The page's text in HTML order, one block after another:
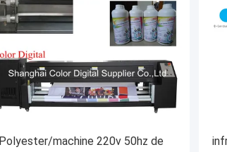
Polyester/machine 220v 50hz de